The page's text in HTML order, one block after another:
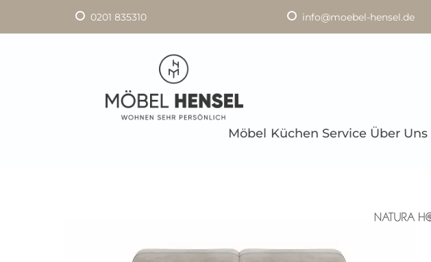
0201 835310 info@moebel-hensel.de
Möbel Küchen Service Über Uns